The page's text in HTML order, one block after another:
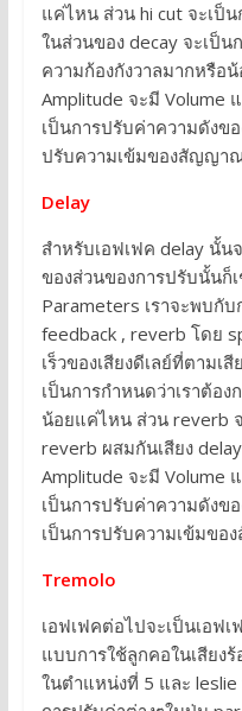
แค่ไหน ส่วน hi cut จะเป็
ในส่วนของ decay จะเป็
ความก้องกังวาลมากหรือ
Amplitude จะมี Volume
เป็นการปรับค่าความดังข
ปรับความเข้มของสัญญา
Delay
สำหรับเอฟเฟค delay นั้
ของส่วนของการปรับนั้นก็
Parameters เราจะพบกั
feedback , reverb โดย
เร็วของเสียงดีเลย์ที่ตามเ
เป็นการกำหนดว่าเราต้อง
น้อยแค่ไหน ส่วน reverb จ
reverb ผสมกันเสียง
Amplitude จะมี Volume
เป็นการปรับค่าความดังข
เป็นการปรับความเข้มข
Tremolo
เอฟเฟคต่อไปจะเป็นเอฟ
แบบการใช้ลูกคอในเสียง
ในตำแหน่งที่ 5 และ